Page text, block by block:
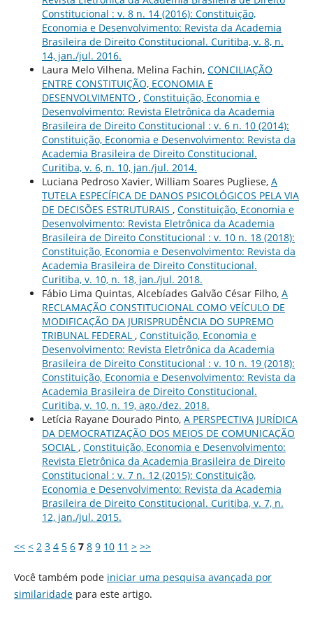
Constitucional : v. 8 n. 14 (2016): Constituição,
Economia e Desenvolvimento: Revista da Academia
Brasileira de Direito Constitucional. Curitiba, v. 8, n.
14, jan./jul. 2016.
Laura Melo Vilhena, Melina Fachin, CONCILIAÇÃO
ENTRE CONSTITUIÇÃO, ECONOMIA E
DESENVOLVIMENTO , Constituição, Economia e
Desenvolvimento: Revista Eletrônica da Academia
Brasileira de Direito Constitucional : v. 6 n. 10 (2014):
Constituição, Economia e Desenvolvimento: Revista da
Academia Brasileira de Direito Constitucional.
Curitiba, v. 6, n. 10, jan./jul. 2014.
Luciana Pedroso Xavier, William Soares Pugliese, A
TUTELA ESPECÍFICA DE DANOS PSICOLÓGICOS PELA VIA
DE DECISÕES ESTRUTURAIS , Constituição, Economia e
Desenvolvimento: Revista Eletrônica da Academia
Brasileira de Direito Constitucional : v. 10 n. 18 (2018):
Constituição, Economia e Desenvolvimento: Revista da
Academia Brasileira de Direito Constitucional.
Curitiba, v. 10, n. 18, jan./jul. 2018.
Fábio Lima Quintas, Alcebíades Galvão César Filho, A
RECLAMAÇÃO CONSTITUCIONAL COMO VEÍCULO DE
MODIFICAÇÃO DA JURISPRUDÊNCIA DO SUPREMO
TRIBUNAL FEDERAL , Constituição, Economia e
Desenvolvimento: Revista Eletrônica da Academia
Brasileira de Direito Constitucional : v. 10 n. 19 (2018):
Constituição, Economia e Desenvolvimento: Revista da
Academia Brasileira de Direito Constitucional.
Curitiba, v. 10, n. 19, ago./dez. 2018.
Letícia Rayane Dourado Pinto, A PERSPECTIVA JURÍDICA
DA DEMOCRATIZAÇÃO DOS MEIOS DE COMUNICAÇÃO
SOCIAL , Constituição, Economia e Desenvolvimento:
Revista Eletrônica da Academia Brasileira de Direito
Constitucional : v. 7 n. 12 (2015): Constituição,
Economia e Desenvolvimento: Revista da Academia
Brasileira de Direito Constitucional. Curitiba, v. 7, n.
12, jan./jul. 2015.
<< < 2 3 4 5 6 7 8 9 10 11 > >>
Você também pode iniciar uma pesquisa avançada por
similaridadepara este artigo.